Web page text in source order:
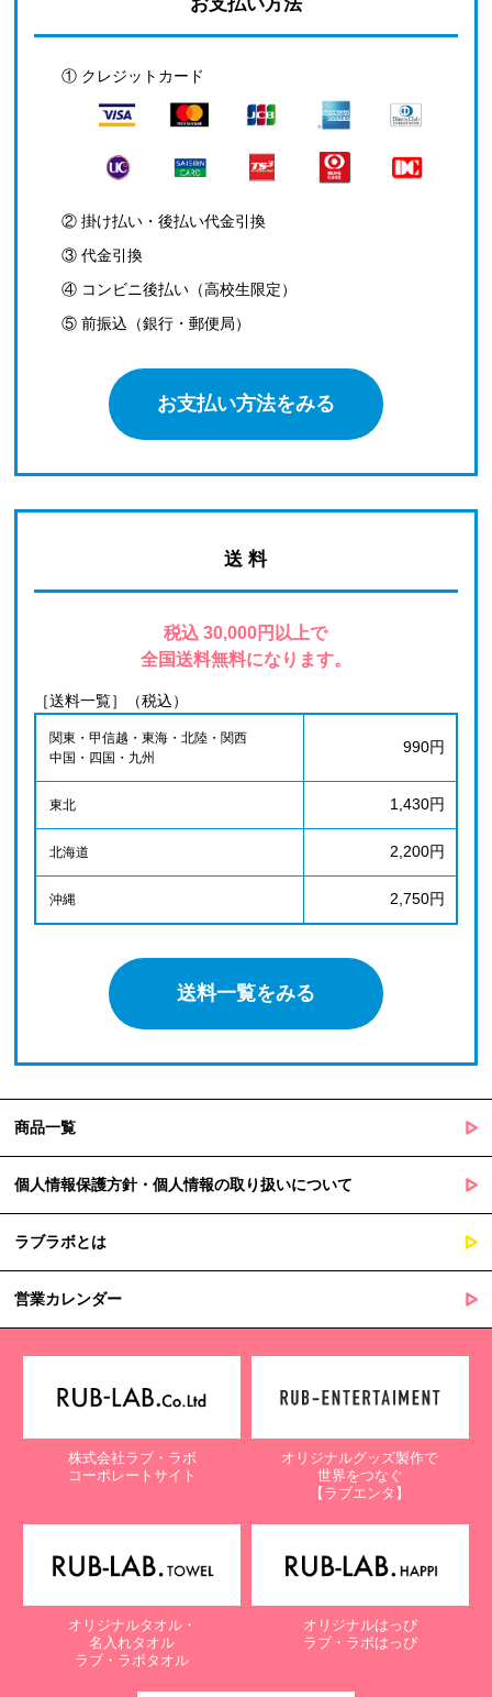
① クレジットカード
② 掛け払い・後払い代金引換
③ 代金引換
④ コンビニ後払い（高校生限定）
⑤ 前振込（銀行・郵便局）
お支払い方法をみる
送 料
税込 30,000円以上で
全国送料無料になります。
［送料一覧］（税込）
関東・甲信越・東海・北陸・関西
中国・四国・九州
990円
東北 1,430円
北海道 2,200円
沖縄 2,750円
送料一覧をみる
商品一覧
個人情報保護方針・個人情報の取り扱いについて
ラブラボとは
営業カレンダー
株式会社ラブ・ラボ
コーポレートサイト
オリジナルグッズ製作で
世界をつなぐ
【ラブエンタ】
オリジナルタオル・
名入れタオル
ラブ・ラボタオル
オリジナルはっぴ
ラブ・ラボはっぴ